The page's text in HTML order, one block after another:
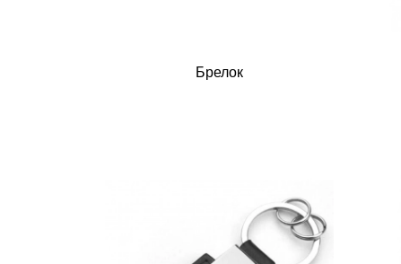
Брелок